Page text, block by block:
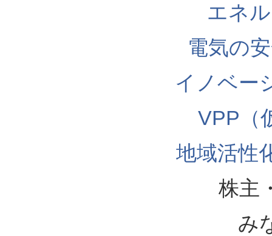
エネ
電気の
イノベー
VPP（
地域活性
株主
み